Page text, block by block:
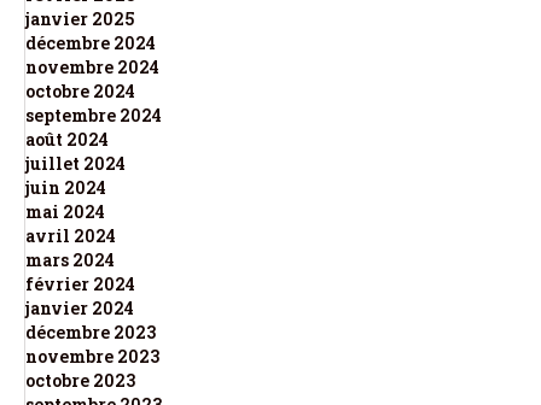
janvier 2025
décembre 2024
novembre 2024
octobre 2024
septembre 2024
août 2024
juillet 2024
juin 2024
mai 2024
avril 2024
mars 2024
février 2024
janvier 2024
décembre 2023
novembre 2023
octobre 2023